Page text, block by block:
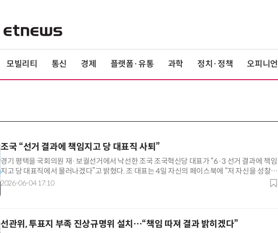
모빌리티 통신 경제 플랫폼·유통 과학 정치·정책 오피니언
조국 “선거 결과에 책임지고 당 대표직 사퇴”
경기 평택을 국회의원 재·보궐선거에서 낙선한 조국 조국혁신당 대표가 “6·3 선거 결과에 책임
지고 당 대표직에서 물러나겠다”고 밝혔다. 조 대표는 4일 자신의 페이스북에 “저 자신을 성찰하
고 담금질하며 다음을 준비하겠다”며 이같이 발표했다. 조 대표는 “6·3 선거 결과로 범민주 진
2026-06-04 17:10
선관위, 투표지 부족 진상규명위 설치…“책임 따져 결과 밝히겠다”